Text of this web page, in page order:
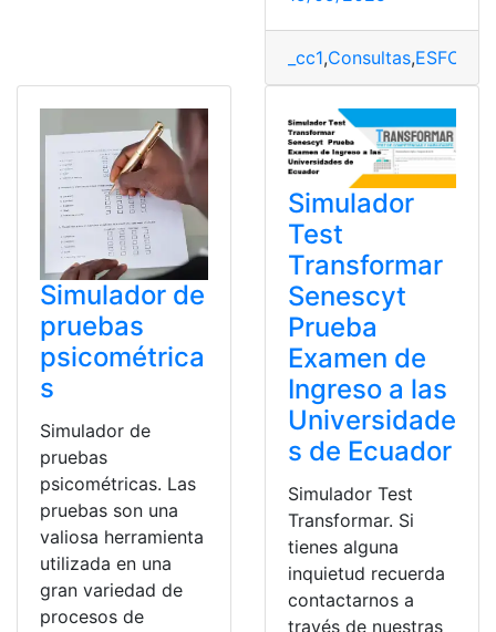
_cc1,Consultas,ESFORSE
Simulador de
pruebas
psicométrica
s
Simulador de
pruebas
psicométricas. Las
pruebas son una
valiosa herramienta
utilizada en una
gran variedad de
procesos de
Simulador
Test
Transformar
Senescyt
Prueba
Examen de
Ingreso a las
Universidade
s de Ecuador
Simulador Test
Transformar. Si
tienes alguna
inquietud recuerda
contactarnos a
través de nuestras